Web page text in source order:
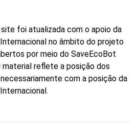
foi atualizada com o apoio da
no âmbito do projeto
por meio do SaveEcoBot
material reflete a posição dos
com a posição da